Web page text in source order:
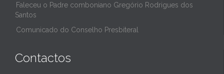
Faleceu o Padre comboniano Gregório Rodrigues dos
Santos
Comunicado do Conselho Presbiteral
Contactos